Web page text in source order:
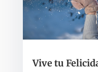
Vive tu